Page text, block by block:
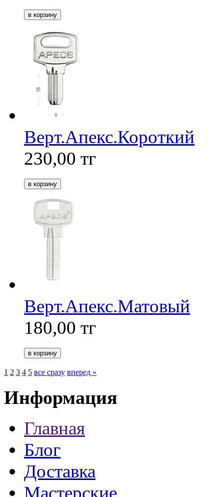
Верт.Апекс.Короткий
230,00 тг
Верт.Апекс.Матовый
180,00 тг
1 2 3 4 5 все сразу вперед »
Информация
Главная
Блог
Доставка